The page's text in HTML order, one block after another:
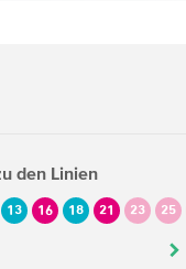
den Linien
13 16 18 21 23 25